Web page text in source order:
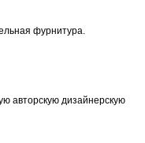
фурнитура.
авторскую дизайнерскую